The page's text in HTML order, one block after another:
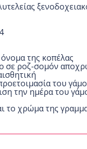
της κοπέλας
σε ροζ-σομόν
του
την ημέρα του
το χρώμα της